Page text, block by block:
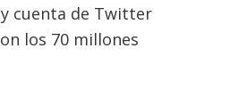
cuenta de Twitter
los 70 millones